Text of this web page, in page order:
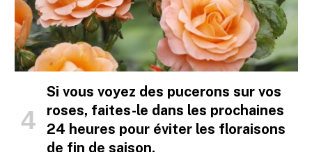
Si vous voyez des pucerons sur vos
roses, faites-le dans les prochaines
24 heures pour éviter les floraisons
de fin de saison.